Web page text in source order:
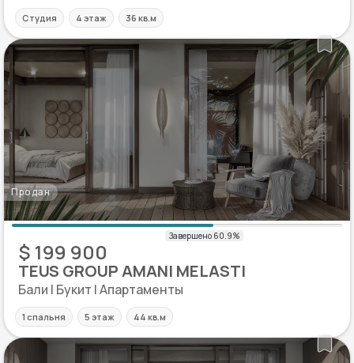
Студия 4 этаж 36 кв.м
Продан
$ 199 900
TEUS GROUP AMANI MELASTI
Бали | Букит | Апартаменты
1 спальня 5 этаж 44 кв.м